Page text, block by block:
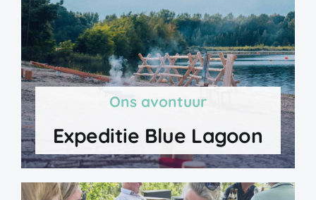
Ons avontuur
Expeditie Blue Lagoon